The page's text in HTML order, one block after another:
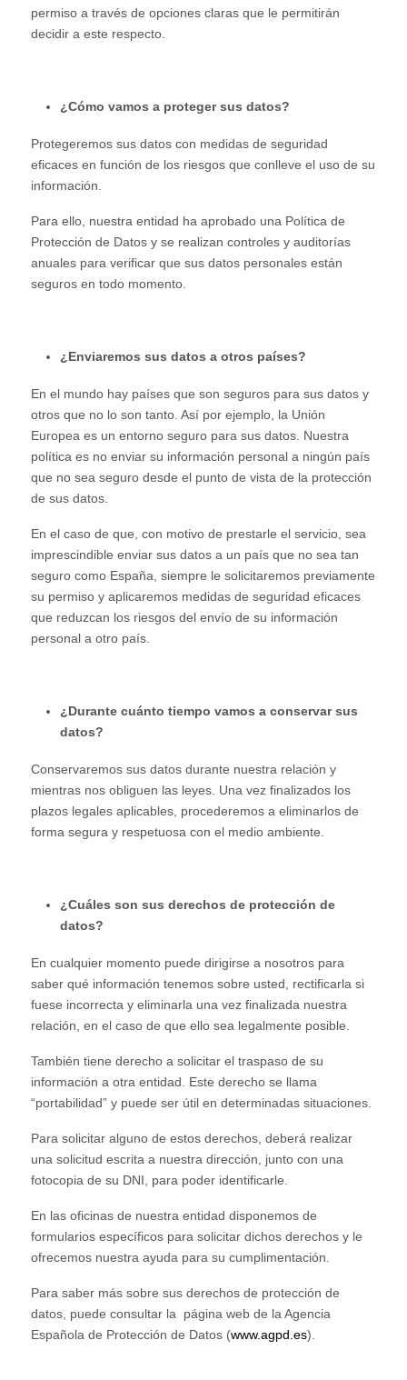
permiso a través de opciones claras que le permitirán
decidir a este respecto.
¿Cómo vamos a proteger sus datos?
Protegeremos sus datos con medidas de seguridad
eficaces en función de los riesgos que conlleve el uso de su
información.
Para ello, nuestra entidad ha aprobado una Política de
Protección de Datos y se realizan controles y auditorías
anuales para verificar que sus datos personales están
seguros en todo momento.
¿Enviaremos sus datos a otros países?
En el mundo hay países que son seguros para sus datos y
otros que no lo son tanto. Así por ejemplo, la Unión
Europea es un entorno seguro para sus datos. Nuestra
política es no enviar su información personal a ningún país
que no sea seguro desde el punto de vista de la protección
de sus datos.
En el caso de que, con motivo de prestarle el servicio, sea
imprescindible enviar sus datos a un país que no sea tan
seguro como España, siempre le solicitaremos previamente
su permiso y aplicaremos medidas de seguridad eficaces
que reduzcan los riesgos del envío de su información
personal a otro país.
¿Durante cuánto tiempo vamos a conservar sus
datos?
Conservaremos sus datos durante nuestra relación y
mientras nos obliguen las leyes. Una vez finalizados los
plazos legales aplicables, procederemos a eliminarlos de
forma segura y respetuosa con el medio ambiente.
¿Cuáles son sus derechos de protección de
datos?
En cualquier momento puede dirigirse a nosotros para
saber qué información tenemos sobre usted, rectificarla si
fuese incorrecta y eliminarla una vez finalizada nuestra
relación, en el caso de que ello sea legalmente posible.
También tiene derecho a solicitar el traspaso de su
información a otra entidad. Este derecho se llama
“portabilidad” y puede ser útil en determinadas situaciones.
Para solicitar alguno de estos derechos, deberá realizar
una solicitud escrita a nuestra dirección, junto con una
fotocopia de su DNI, para poder identificarle.
En las oficinas de nuestra entidad disponemos de
formularios específicos para solicitar dichos derechos y le
ofrecemos nuestra ayuda para su cumplimentación.
Para saber más sobre sus derechos de protección de
datos, puede consultar la página web de la Agencia
Española de Protección de Datos (www.agpd.es).